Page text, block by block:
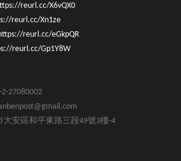
reurl.cc/X6vQX0
reurl.cc/Xn1ze
reurl.cc/eGkpQR
reurl.cc/Gp1Y8W
27080002
大安區和平東路三段49號3樓-4